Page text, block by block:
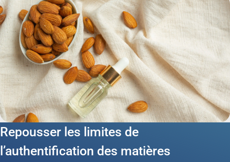
Repousser les limites de
l’authentification des matières